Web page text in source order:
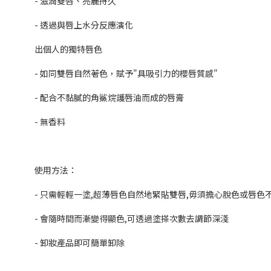
- 透過與唇上水分反應演化
出個人的獨特唇色
- 如同雙唇自然著色，賦予"具吸引力的櫻唇質感"
- 配合不黏膩的角鯊烷護唇油而成的唇膏
- 無香料
使用方法：
- 只需輕輕一塗,超薄唇色自然地緊貼雙唇,毋須擔心脫色或唇色
- 會隨時間而漸變得顯色,可透過塗搽次數去調節深淺
- 卸妝產品即可簡單卸除